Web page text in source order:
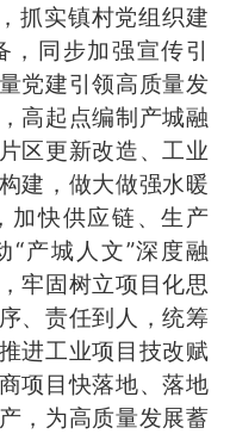
抓实镇村党组织建
同步加强宣传引
党建引领高质量发
高起点编制产城融
区更新改造、工业
建，做大做强水暖
加快供应链、生产
“产城人文”深度融
牢固树立项目化思
、责任到人，统筹
进工业项目技改赋
项目快落地、落地
，为高质量发展蓄